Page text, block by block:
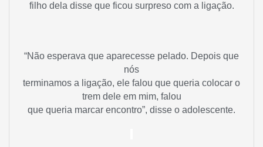
filho dela disse que ficou surpreso com a ligação.
“Não esperava que aparecesse pelado. Depois que
nós
terminamos a ligação, ele falou que queria colocar o
trem dele em mim, falou
que queria marcar encontro”, disse o adolescente.